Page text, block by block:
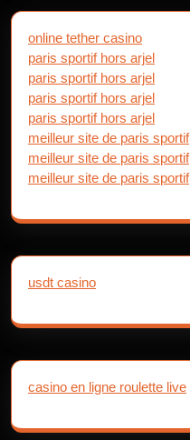
online tether casino
paris sportif hors arjel
paris sportif hors arjel
paris sportif hors arjel
paris sportif hors arjel
meilleur site de paris sportif
meilleur site de paris sportif
meilleur site de paris sportif
usdt casino
casino en ligne roulette live